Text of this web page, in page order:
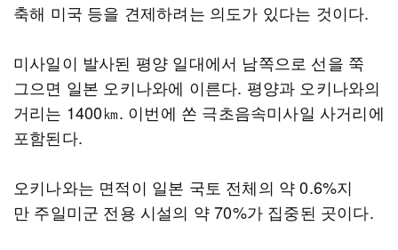
축해 미국 등을 견제하려는 의도가 있다는 것이다.
미사일이 발사된 평양 일대에서 남쪽으로 선을 쭉
그으면 일본 오키나와에 이른다. 평양과 오키나와의
거리는 1400㎞. 이번에 쏜 극초음속미사일 사거리에
포함된다.
오키나와는 면적이 일본 국토 전체의 약 0.6%지
만 주일미군 전용 시설의 약 70%가 집중된 곳이다.